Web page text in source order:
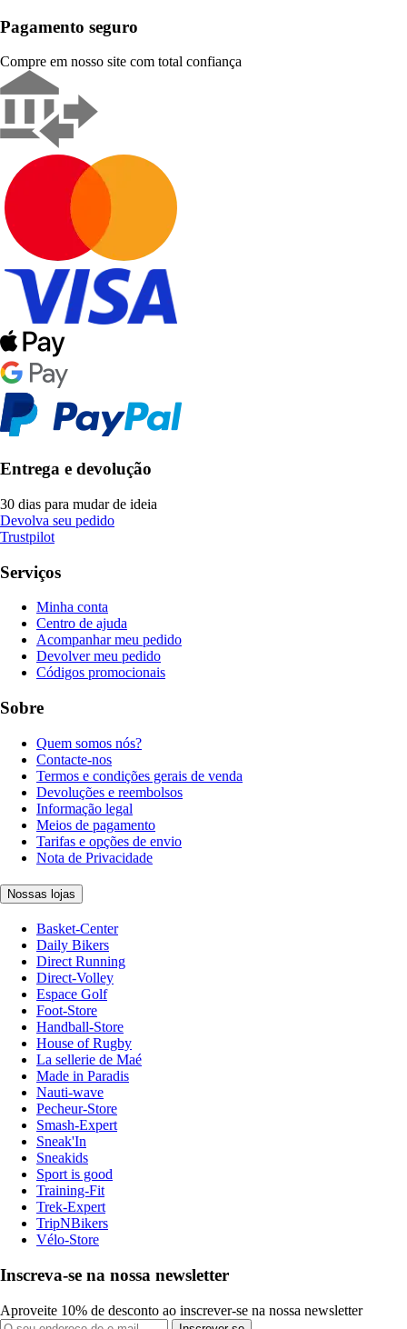
Pagamento seguro
Compre em nosso site com total confiança
Entrega e devolução
30 dias para mudar de ideia
Devolva seu pedido
Trustpilot
Serviços
Minha conta
Centro de ajuda
Acompanhar meu pedido
Devolver meu pedido
Códigos promocionais
Sobre
Quem somos nós?
Contacte-nos
Termos e condições gerais de venda
Devoluções e reembolsos
Informação legal
Meios de pagamento
Tarifas e opções de envio
Nota de Privacidade
Nossas lojas
Basket-Center
Daily Bikers
Direct Running
Direct-Volley
Espace Golf
Foot-Store
Handball-Store
House of Rugby
La sellerie de Maé
Made in Paradis
Nauti-wave
Pecheur-Store
Smash-Expert
Sneak'In
Sneakids
Sport is good
Training-Fit
Trek-Expert
TripNBikers
Vélo-Store
Inscreva-se na nossa newsletter
Aproveite 10% de desconto ao inscrever-se na nossa newsletter